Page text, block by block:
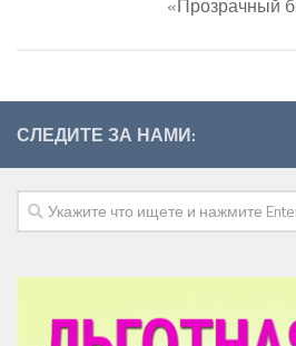
«Прозрачный
СЛЕДИТЕ ЗА НАМИ: